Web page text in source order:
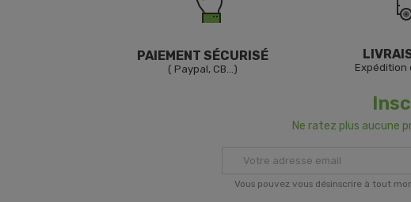
PAIEMENT SÉCURISÉ
( Paypal, CB...) Expédition
Ne ratez plus aucune
Vous pouvez vous désinscrire à tout